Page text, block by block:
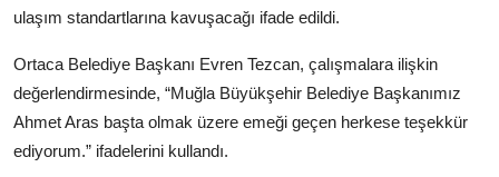
ulaşım standartlarına kavuşacağı ifade edildi.
Ortaca Belediye Başkanı Evren Tezcan, çalışmalara ilişkin
değerlendirmesinde, “Muğla Büyükşehir Belediye Başkanımız
Ahmet Aras başta olmak üzere emeği geçen herkese teşekkür
ediyorum.” ifadelerini kullandı.